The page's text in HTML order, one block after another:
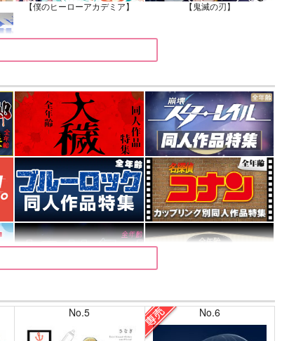
【僕のヒーローアカデミア】 【鬼滅の刃】
No.5 No.6